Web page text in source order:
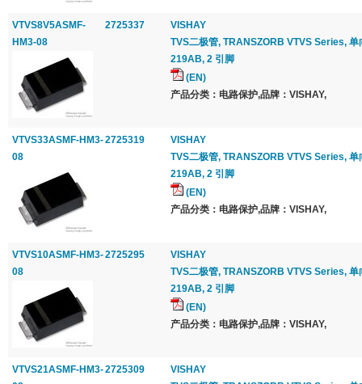
VTVS8V5ASMF-
HM3-08
2725337
VISHAY
TVS二极管, TRANSZORB VTVS Series, 单
219AB, 2 引脚
(EN)
产品分类：电路保护,品牌：VISHAY,
VTVS33ASMF-HM3-
08
2725319
VISHAY
TVS二极管, TRANSZORB VTVS Series, 单
219AB, 2 引脚
(EN)
产品分类：电路保护,品牌：VISHAY,
VTVS10ASMF-HM3-
08
2725295
VISHAY
TVS二极管, TRANSZORB VTVS Series, 单
219AB, 2 引脚
(EN)
产品分类：电路保护,品牌：VISHAY,
VTVS21ASMF-HM3-2725309
VISHAY